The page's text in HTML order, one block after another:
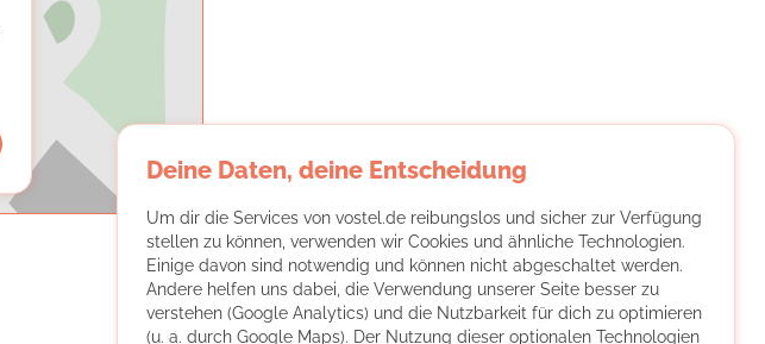
Deine Daten, deine Entscheidung
Um dir die Services von vostel.de reibungslos und sicher zur Verfügung
stellen zu können, verwenden wir Cookies und ähnliche Technologien.
Einige davon sind notwendig und können nicht abgeschaltet werden.
Andere helfen uns dabei, die Verwendung unserer Seite besser zu
verstehen (Google Analytics) und die Nutzbarkeit für dich zu optimieren
(u. a. durch Google Maps). Der Nutzung dieser optionalen Technologien